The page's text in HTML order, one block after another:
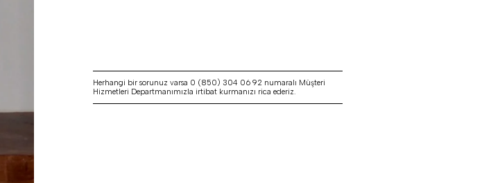
Herhangi bir sorunuz varsa 0 (850) 304 06 92 numaralı Müşteri
Hizmetleri Departmanımızla irtibat kurmanızı rica ederiz.